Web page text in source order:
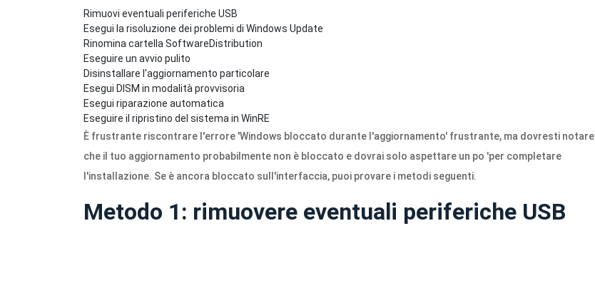
Rimuovi eventuali periferiche USB
Esegui la risoluzione dei problemi di Windows Update
Rinomina cartella SoftwareDistribution
Eseguire un avvio pulito
Disinstallare l'aggiornamento particolare
Esegui DISM in modalità provvisoria
Esegui riparazione automatica
Eseguire il ripristino del sistema in WinRE
È frustrante riscontrare l'errore 'Windows bloccato durante l'aggiornamento' frustrante, ma dovresti notare
che il tuo aggiornamento probabilmente non è bloccato e dovrai solo aspettare un po 'per completare
l'installazione. Se è ancora bloccato sull'interfaccia, puoi provare i metodi seguenti.
Metodo 1: rimuovere eventuali periferiche USB